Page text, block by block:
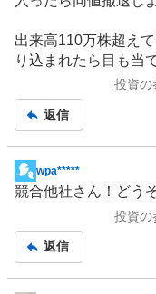
板
事
出来高110万株超え
り込まれたら目も当
投資の
返信
掲
示
事
wpa*****
競合他社さん！どう
投資の
返信